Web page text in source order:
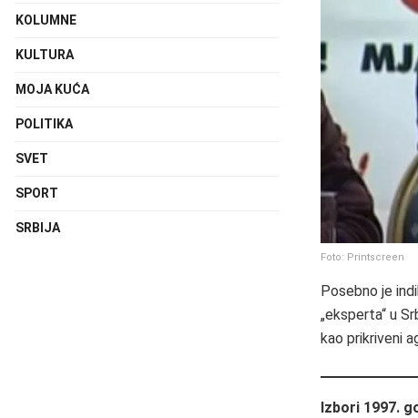
Foto: Printscreen
Posebno je
„eksperta“ u
kao prikriveni
Izbori 1997.
KOLUMNE
KULTURA
MOJA KUĆA
POLITIKA
SVET
SPORT
SRBIJA